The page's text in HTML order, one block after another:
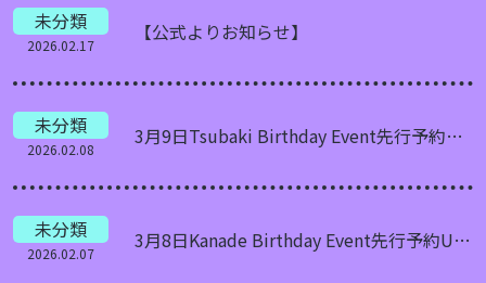
未分類
2026.02.17
【公式よりお知らせ】
未分類
2026.02.08
3月9日Tsubaki Birthday Event先行予約URL
未分類
2026.02.07
3月8日Kanade Birthday Event先行予約URL